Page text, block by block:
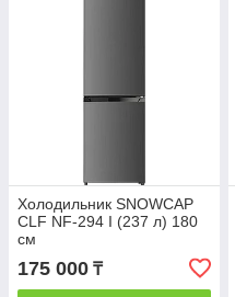
Холодильник SNOWCAP
CLF NF-294 I (237 л) 180
см
175 000 ₸